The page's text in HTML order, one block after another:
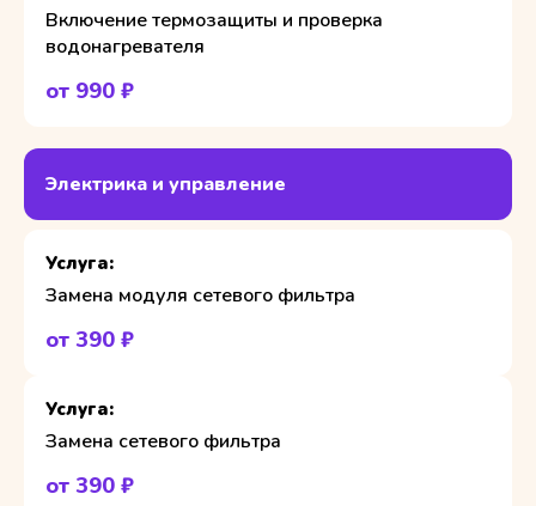
Включение термозащиты и проверка
водонагревателя
от 990 ₽
Электрика и управление
Замена модуля сетевого фильтра
от 390 ₽
Замена сетевого фильтра
от 390 ₽